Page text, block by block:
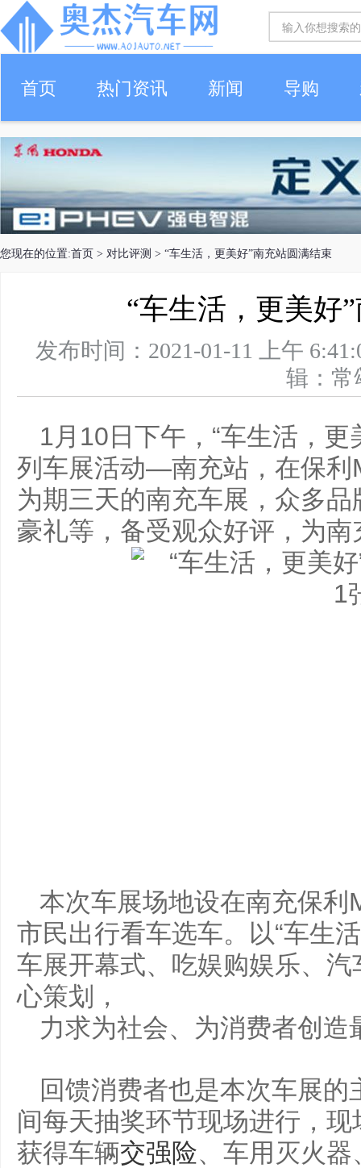
首页 热门资讯 新闻 导购
您现在的位置:首页 > 对比评测 > “车生活，更美好”南充站圆满结束
“车生活，更美好
发布时间：2021-01-11 上午
辑：
1月10日下午，“车生活，
列车展活动—南充站，在保利
为期三天的南充车展，众多
豪礼等，备受观众好评，为
本次车展场地设在南充保
市民出行看车选车。以“车生
车展开幕式、吃娱购娱乐、
心策划，
力求为社会、为消费者创造
回馈消费者也是本次车展
间每天抽奖环节现场进行，
获得车辆交强险、车用灭火